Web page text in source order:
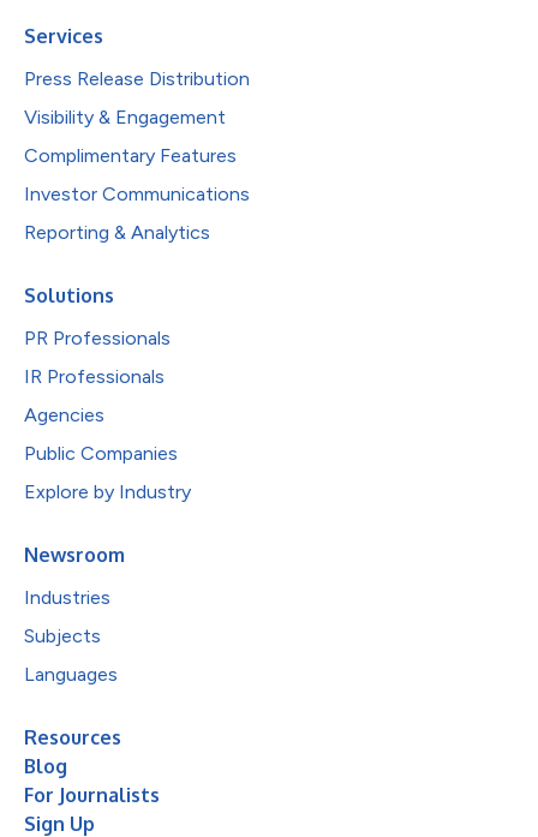
Services
Press Release Distribution
Visibility & Engagement
Complimentary Features
Investor Communications
Reporting & Analytics
Solutions
PR Professionals
IR Professionals
Agencies
Public Companies
Explore by Industry
Newsroom
Industries
Subjects
Languages
Resources
Blog
For Journalists
Sign Up